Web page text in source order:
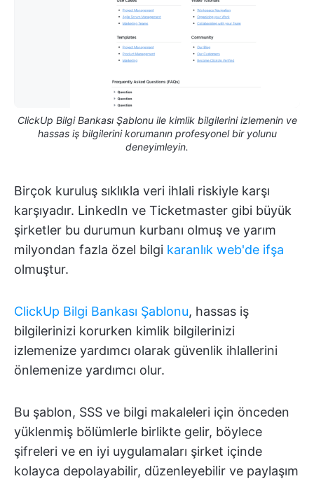
ClickUp Bilgi Bankası Şablonu ile kimlik bilgilerini izlemenin ve
hassas iş bilgilerini korumanın profesyonel bir yolunu
deneyimleyin.
Birçok kuruluş sıklıkla veri ihlali riskiyle karşı
karşıyadır. LinkedIn ve Ticketmaster gibi büyük
şirketler bu durumun kurbanı olmuş ve yarım
milyondan fazla özel bilgi karanlık web'de ifşa
olmuştur.
ClickUp Bilgi Bankası Şablonu, hassas iş
bilgilerinizi korurken kimlik bilgilerinizi
izlemenize yardımcı olarak güvenlik ihlallerini
önlemenize yardımcı olur.
Bu şablon, SSS ve bilgi makaleleri için önceden
yüklenmiş bölümlerle birlikte gelir, böylece
şifreleri ve en iyi uygulamaları şirket içinde
kolayca depolayabilir, düzenleyebilir ve paylaşım